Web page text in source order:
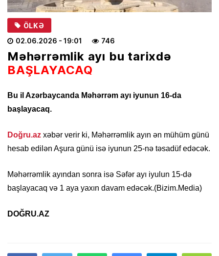
ÖLKƏ
02.06.2026 - 19:01 746
Məhərrəmlik ayı bu tarixdə
BAŞLAYACAQ
Bu il Azərbaycanda Məhərrəm ayı iyunun 16-da
başlayacaq.
Doğru.az xəbər verir ki, Məhərrəmlik ayın ən mühüm günü
hesab edilən Aşura günü isə iyunun 25-nə təsadüf edəcək.
Məhərrəmlik ayından sonra isə Səfər ayı iyulun 15-də
başlayacaq və 1 aya yaxın davam edəcək.(Bizim.Media)
DOĞRU.AZ